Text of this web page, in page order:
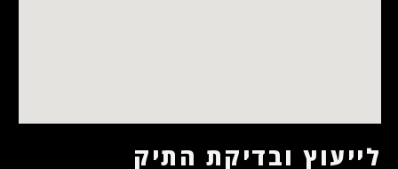
לייעוץ ובדיקת התיק